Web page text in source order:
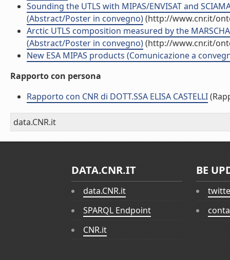
Sounding the UTLS with MIPAS/ENVISAT and
(Abstract/Poster in convegno)(http://www.cnr.it/
Arctic UTLS composition measured by the
(Abstract/Poster in convegno)(http://www.cnr.it/
New ESA MIPAS products (Comunicazione a
Rapporto con persona
Rapporto con CNR di DOTT.SSA ELISA CASTELLI
data.CNR.it
DATA.CNR.IT
data.CNR.it
SPARQL Endpoint
CNR.it
BE